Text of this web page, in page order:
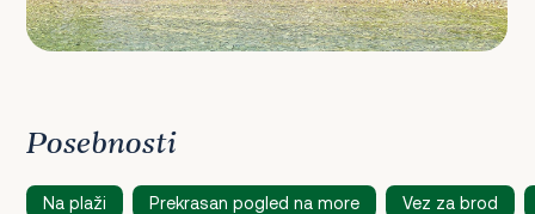
Posebnosti
Na plaži Prekrasan pogled na more Vez za brod